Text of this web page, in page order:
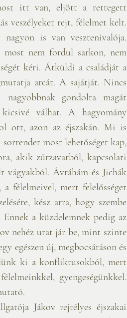
itt van, eljött a rettegett
veszélyeket rejt, félelmet kelt.
is van vesztenivalója.
most nem fordul sarkon, nem
kéri. Átküldi a családját a
arcát. A sajátját. Nincs
gondolta magát
válhat. A hagyomány
ott, azon az éjszakán. Mi is
most lehetőséget kap,
akik zűrzavarból, kapcsolati
Ávráhám és Jichák
félelmeivel, mert felelősséget
kész arra, hogy szembe
a küzdelemnek pedig az
nehéz utat jár be, mint szinte
egészen új, megbocsátáson és
ki a konfliktusokból, mert
gyengeségünkkel.
Jákov rejtélyes éjszakai